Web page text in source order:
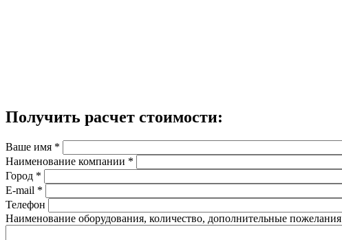
Получить расчет стоимости:
Ваше имя *
Наименование компании *
Город *
E-mail *
Телефон
Наименование оборудования, количество, дополнительные пожелания